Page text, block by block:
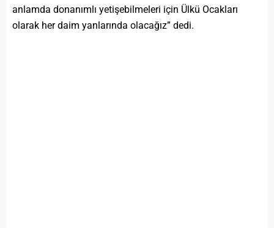
anlamda donanımlı yetişebilmeleri için Ülkü Ocakları
olarak her daim yanlarında olacağız” dedi.